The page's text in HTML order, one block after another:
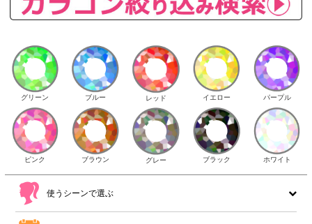
グリーン ブルー レッド イエロー パープル
ピンク ブラウン グレー ブラック ホワイト
使うシーンで選ぶ